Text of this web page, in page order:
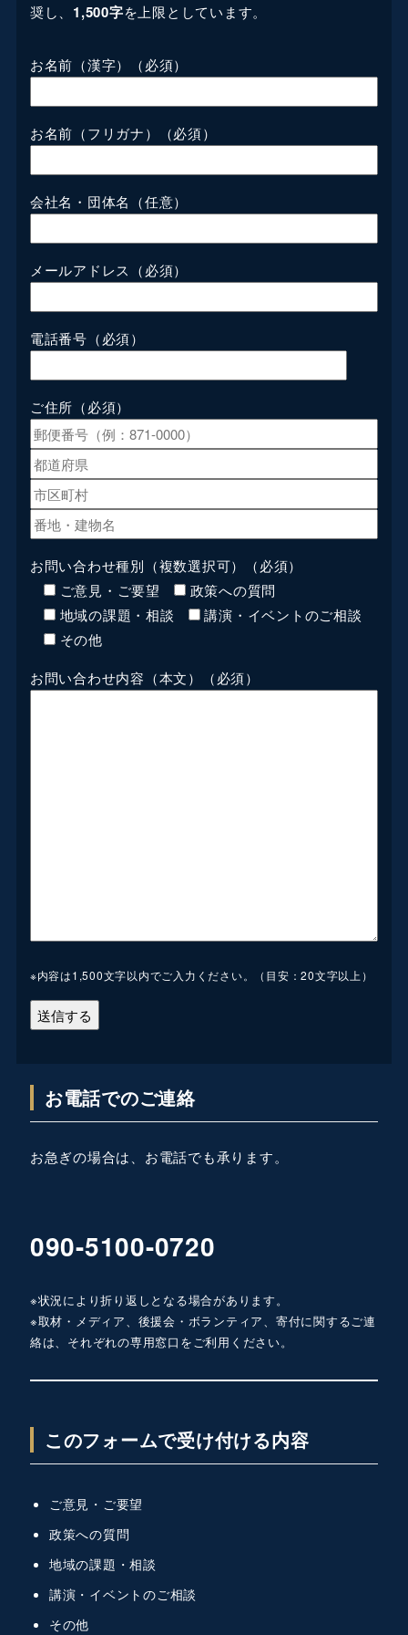
奨し、 1,500字を上限としています。
お名前（漢字） （必須）
お名前（フリガナ） （必須）
会社名・団体名（任意）
メールアドレス （必須）
電話番号 （必須）
ご住所 （必須）
お問い合わせ種別（複数選択可）
（必須）
ご意見・ご要望
政策への質問
地域の課題・相談
講演・イベントのご相談
その他
お問い合わせ内容（本文）
（必須）
※内容は1,500文字以内でご入力ください。（目安：20文字以上）
お電話でのご連絡
お急ぎの場合は、お電話でも承ります。
090-5100-0720
※状況により折り返しとなる場合があります。
※取材・メディア、後援会・ボランティア、寄付に関するご連
絡は、それぞれの専用窓口をご利用ください。
このフォームで受け付ける内容
ご意見・ご要望
政策への質問
地域の課題・相談
講演・イベントのご相談
その他